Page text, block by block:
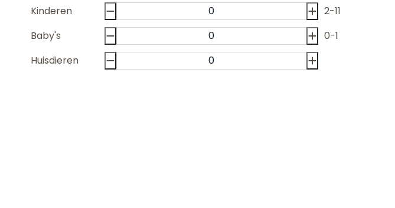
Kinderen
2-11
Baby's
0-1
Huisdieren